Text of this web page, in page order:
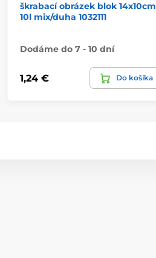
škrabací obrázek blok 14x10cm
10l mix/duha 1032111
Dodáme do 7 - 10 dní
1,24 € Do košíka